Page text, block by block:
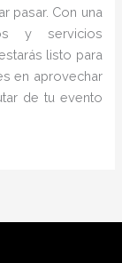
pasar. Con una
y servicios
listo para
en aprovechar
de tu evento